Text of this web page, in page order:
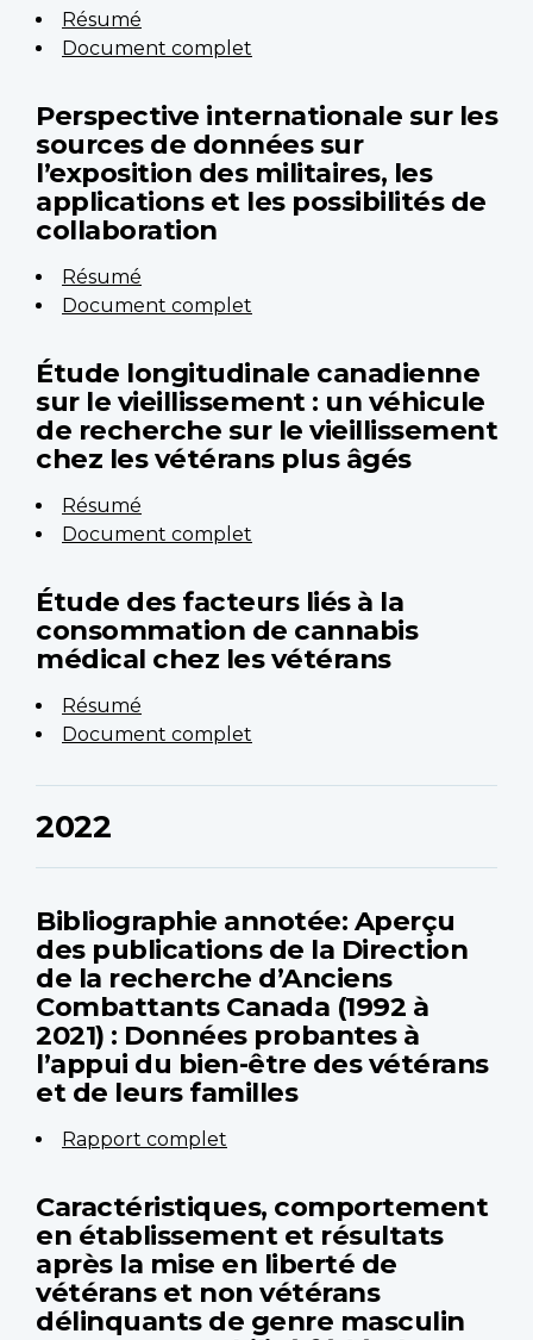
Résumé
Document complet
Perspective internationale sur les
sources de données sur
l’exposition des militaires, les
applications et les possibilités de
collaboration
Résumé
Document complet
Étude longitudinale canadienne
sur le vieillissement : un véhicule
de recherche sur le vieillissement
chez les vétérans plus âgés
Résumé
Document complet
Étude des facteurs liés à la
consommation de cannabis
médical chez les vétérans
Résumé
Document complet
2022
Bibliographie annotée: Aperçu
des publications de la Direction
de la recherche d’Anciens
Combattants Canada (1992 à
2021) : Données probantes à
l’appui du bien-être des vétérans
et de leurs familles
Rapport complet
Caractéristiques, comportement
en établissement et résultats
après la mise en liberté de
vétérans et non vétérans
délinquants de genre masculin